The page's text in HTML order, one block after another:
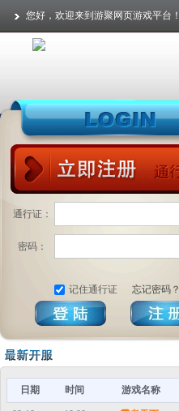
您好，欢迎来到游聚网页游戏平台！
通行证：
密码：
记住通行证 忘记密码？
日期 时间 游戏名称